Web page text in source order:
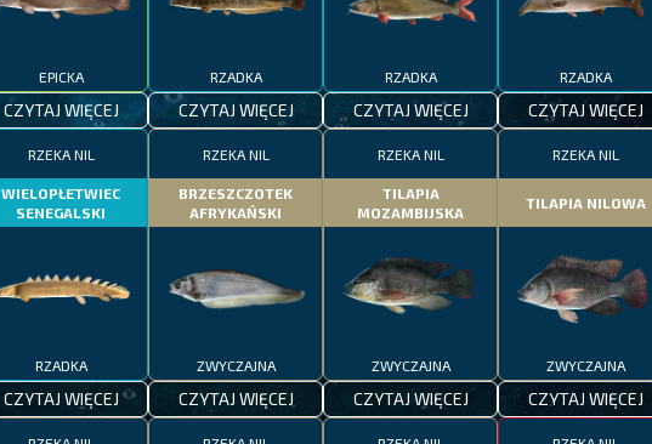
EPICKA
CZYTAJ WIĘCEJ
RZADKA
CZYTAJ WIĘCEJ
RZADKA
CZYTAJ WIĘCEJ
RZADKA
CZYTAJ WIĘCEJ
RZEKA NIL
WIELOPŁETWIEC
SENEGALSKI
RZADKA
CZYTAJ WIĘCEJ
RZEKA NIL
BRZESZCZOTEK
AFRYKAŃSKI
ZWYCZAJNA
CZYTAJ WIĘCEJ
RZEKA NIL
TILAPIA
MOZAMBIJSKA
ZWYCZAJNA
CZYTAJ WIĘCEJ
RZEKA NIL
TILAPIA NILOWA
ZWYCZAJNA
CZYTAJ WIĘCEJ